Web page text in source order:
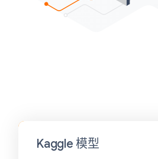
Kaggle 模型